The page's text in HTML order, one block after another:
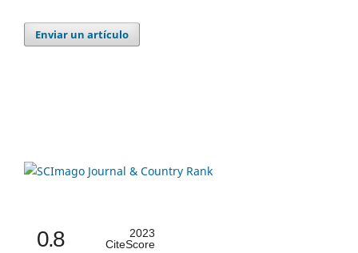
Enviar un artículo
0.8
2023
CiteScore